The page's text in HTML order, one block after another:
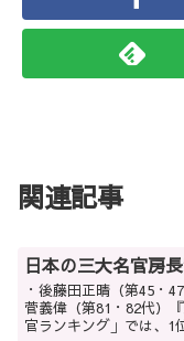
関連記事
日本の三大名官房
・後藤田正晴（第45・
菅義偉（第81・82代）
官ランキング」では、1